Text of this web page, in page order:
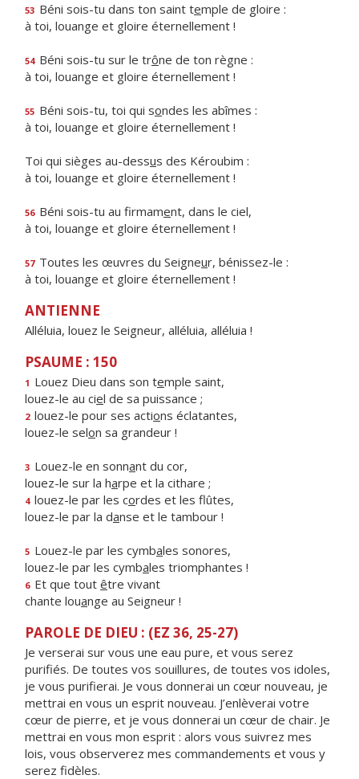
53 Béni sois-tu dans ton saint temple de gloire :
à toi, louange et gloire éternellement !
54 Béni sois-tu sur le trône de ton règne :
à toi, louange et gloire éternellement !
55 Béni sois-tu, toi qui sondes les abîmes :
à toi, louange et gloire éternellement !
Toi qui sièges au-dessus des Kéroubim :
à toi, louange et gloire éternellement !
56 Béni sois-tu au firmament, dans le ciel,
à toi, louange et gloire éternellement !
57 Toutes les œuvres du Seigneur, bénissez-le :
à toi, louange et gloire éternellement !
ANTIENNE
Alléluia, louez le Seigneur, alléluia, alléluia !
PSAUME : 150
1 Louez Dieu dans son temple saint,
louez-le au ciel de sa puissance ;
2 louez-le pour ses actions éclatantes,
louez-le selon sa grandeur !
3 Louez-le en sonnant du cor,
louez-le sur la harpe et la cithare ;
4 louez-le par les cordes et les flûtes,
louez-le par la danse et le tambour !
5 Louez-le par les cymbales sonores,
louez-le par les cymbales triomphantes !
6 Et que tout être vivant
chante louange au Seigneur !
PAROLE DE DIEU : (EZ 36, 25-27)
Je verserai sur vous une eau pure, et vous serez
purifiés. De toutes vos souillures, de toutes vos idoles,
je vous purifierai. Je vous donnerai un cœur nouveau, je
mettrai en vous un esprit nouveau. J’enlèverai votre
cœur de pierre, et je vous donnerai un cœur de chair. Je
mettrai en vous mon esprit : alors vous suivrez mes
lois, vous observerez mes commandements et vous y
serez fidèles.